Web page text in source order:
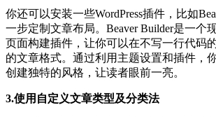
你还可以安装一些WordPress插件，比如
一步定制文章布局。Beaver Builder是一个
页面构建插件，让你可以在不写一行代码
的文章格式。通过利用主题设置和插件，
创建独特的风格，让读者眼前一亮。
3.使用自定义文章类型及分类法